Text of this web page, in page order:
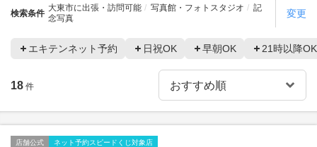
検索条件
大東市に出張・訪問可能 写真館・フォトスタジオ
記
念写真
変更
エキテンネット予約 日祝OK 早朝OK 21時以降OK
18 件
店舗公式 ネット予約スピードくじ対象店